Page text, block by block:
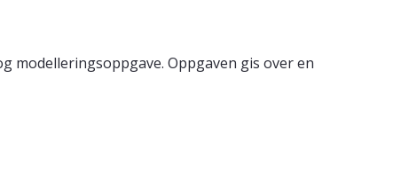
modelleringsoppgave. Oppgaven gis over en